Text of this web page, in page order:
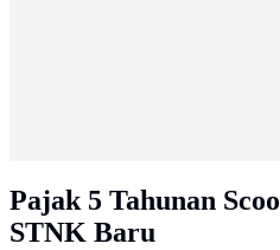
Pajak 5 Tahunan
STNK Baru